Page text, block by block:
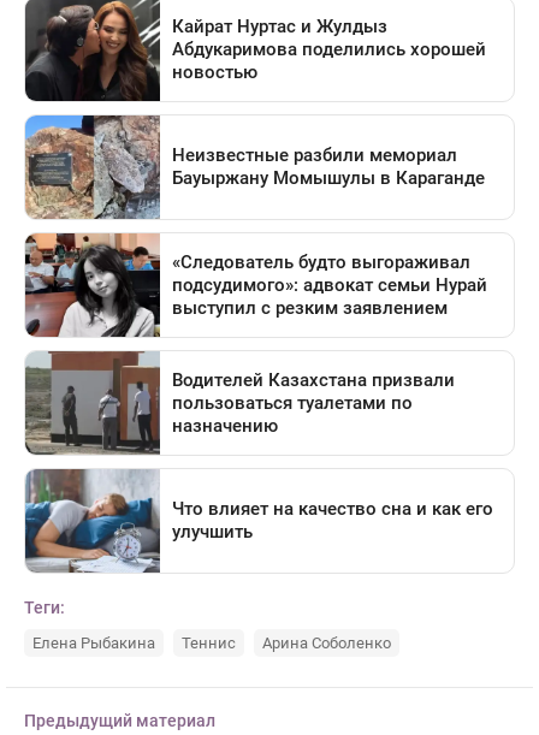
Теги:
Елена Рыбакина Теннис Арина Соболенко
Предыдущий материал